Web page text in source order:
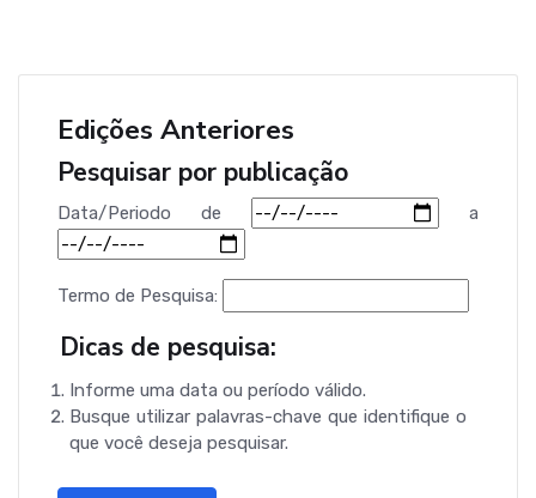
Edições Anteriores
Pesquisar por publicação
Data/Periodo de a
Termo de Pesquisa:
Dicas de pesquisa:
Informe uma data ou período válido.
Busque utilizar palavras-chave que identifique o
que você deseja pesquisar.